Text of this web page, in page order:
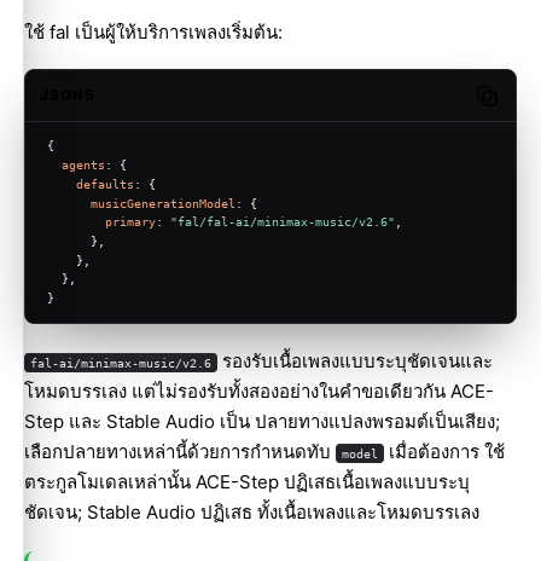
ใช้ fal เป็นผู้ให้บริการเพลงเริ่มต้น:
{
agents : {
defaults : {
musicGenerationModel : {
primary: "fal/fal-ai/minimax-music/v2.6"
      },
    },
  },
}
fal-ai/minimax-music/v2.6 รองรับเนื้อเพลงแบบระบุชัดเจนและ
โหมดบรรเลง แต่ไม่รองรับทั้งสองอย่างในคำขอเดียวกัน ACE-
Step และ Stable Audio เป็น ปลายทางแปลงพรอมต์เป็นเสียง;
เลือกปลายทางเหล่านี้ด้วยการกำหนดทับ
model เมื่อต้องการ ใช้
ตระกูลโมเดลเหล่านั้น ACE-Step ปฏิเสธเนื้อเพลงแบบระบุ
ชัดเจน; Stable Audio ปฏิเสธ ทั้งเนื้อเพลงและโหมดบรรเลง